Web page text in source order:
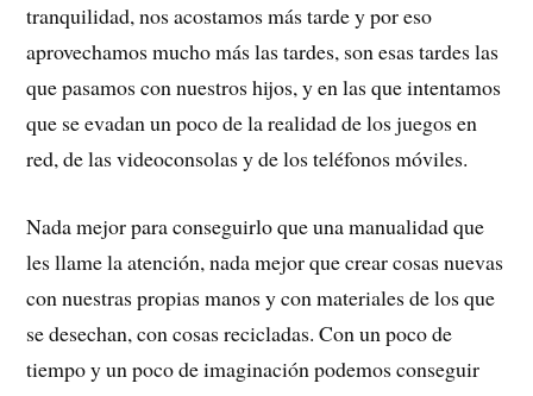
tranquilidad, nos acostamos más tarde y por eso
aprovechamos mucho más las tardes, son esas tardes las
que pasamos con nuestros hijos, y en las que intentamos
que se evadan un poco de la realidad de los juegos en
red, de las videoconsolas y de los teléfonos móviles.
Nada mejor para conseguirlo que una manualidad que
les llame la atención, nada mejor que crear cosas nuevas
con nuestras propias manos y con materiales de los que
se desechan, con cosas recicladas. Con un poco de
tiempo y un poco de imaginación podemos conseguir